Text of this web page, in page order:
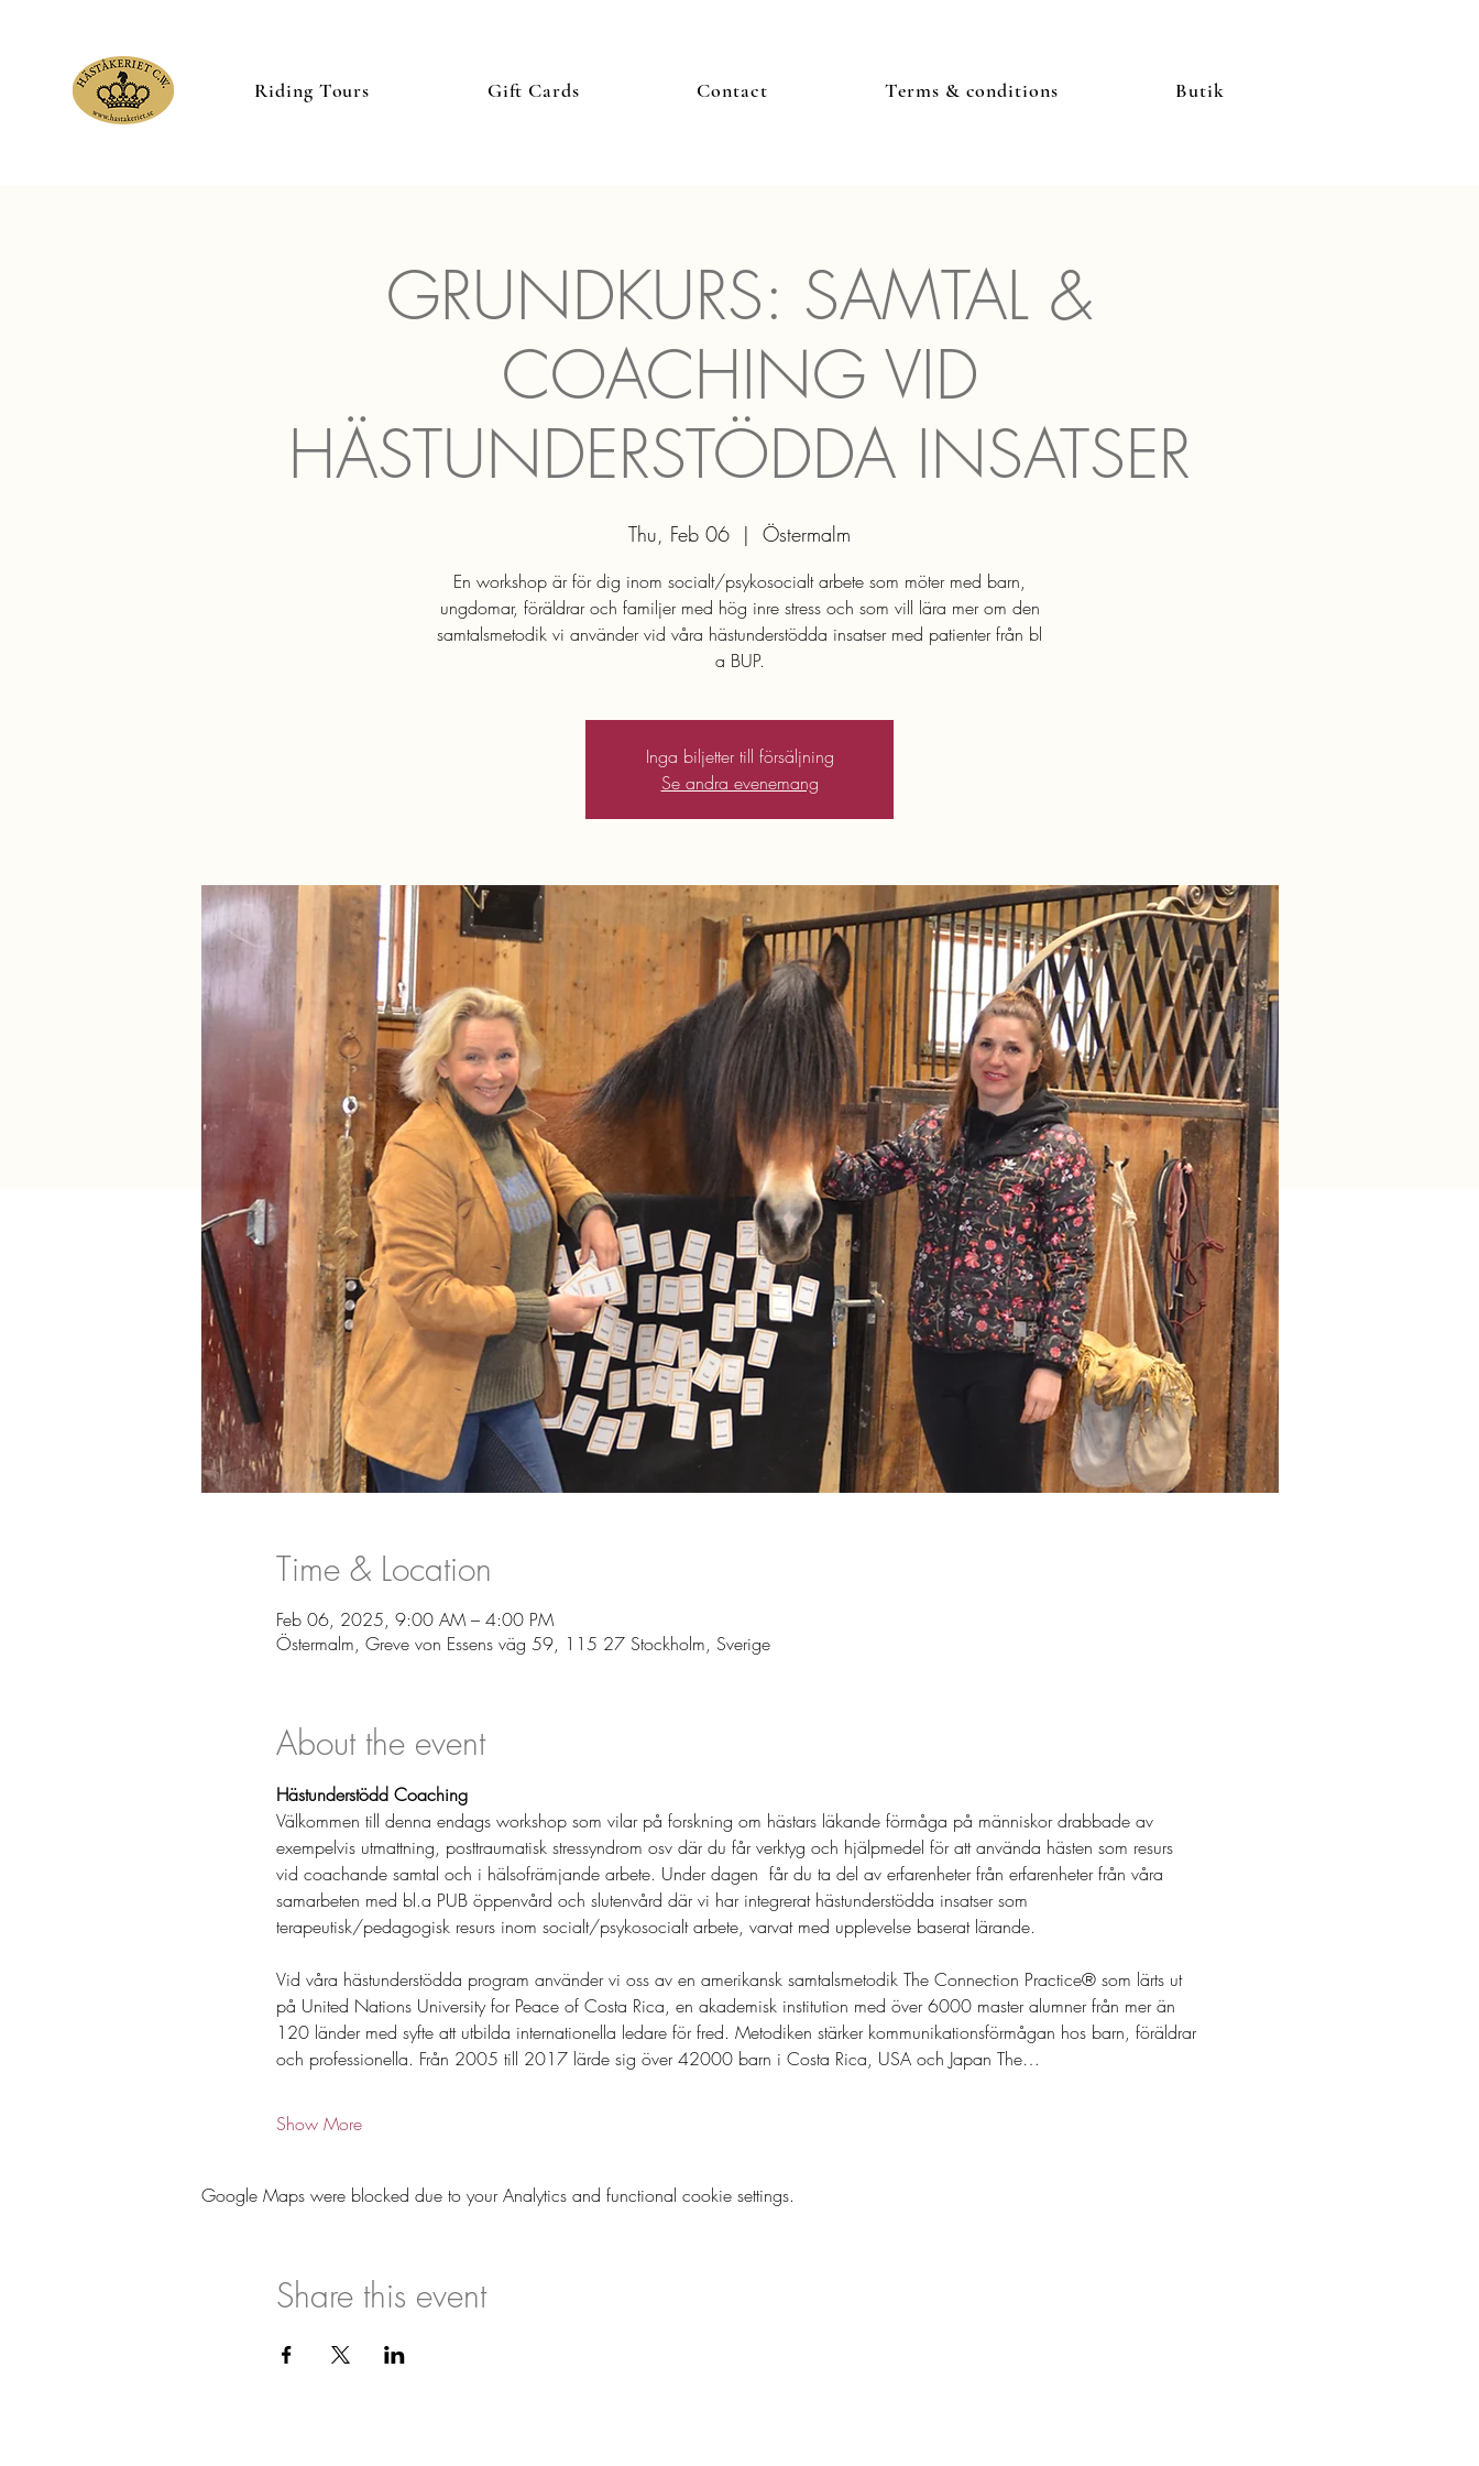
Riding Tours Gift Cards Contact Terms & conditions Butik
GRUNDKURS: SAMTAL &
COACHING VID
HÄSTUNDERSTÖDDA INSATSER
Thu, Feb 06
  |
Östermalm
En workshop är för dig inom socialt/psykosocialt arbete som möter med barn,
ungdomar, föräldrar och familjer med hög inre stress och som vill lära mer om den
samtalsmetodik vi använder vid våra hästunderstödda insatser med patienter från bl
a BUP.
Inga biljetter till försäljning
Se andra evenemang
Time & Location
Feb 06, 2025, 9:00 AM – 4:00 PM
Östermalm, Greve von Essens väg 59, 115 27 Stockholm, Sverige
About the event
Hästunderstödd Coaching
Välkommen till denna endags workshop som vilar på forskning om hästars läkande förmåga på människor drabbade av
exempelvis utmattning, posttraumatisk stressyndrom osv där du får verktyg och hjälpmedel för att använda hästen som resurs
vid coachande samtal och i hälsofrämjande arbete. Under dagen  får du ta del av erfarenheter från erfarenheter från våra
samarbeten med bl.a PUB öppenvård och slutenvård där vi har integrerat hästunderstödda insatser som
terapeutisk/pedagogisk resurs inom socialt/psykosocialt arbete, varvat med upplevelse baserat lärande.
Vid våra hästunderstödda program använder vi oss av en amerikansk samtalsmetodik The Connection Practice® som lärts ut
på United Nations University for Peace of Costa Rica, en akademisk institution med över 6000 master alumner från mer än
120 länder med syfte att utbilda internationella ledare för fred. Metodiken stärker kommunikationsförmågan hos barn, föräldrar
och professionella. Från 2005 till 2017 lärde sig över 42000 barn i Costa Rica, USA och Japan The…
Show More
Google Maps were blocked due to your Analytics and functional cookie settings.
Share this event